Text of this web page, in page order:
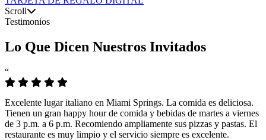
Scroll
Testimonios
Lo Que Dicen Nuestros Invitados
“
Excelente lugar italiano en Miami Springs. La comida es deliciosa.
Tienen un gran happy hour de comida y bebidas de martes a viernes
de 3 p.m. a 6 p.m. Recomiendo ampliamente sus pizzas y pastas. El
restaurante es muy limpio y el servicio siempre es excelente.